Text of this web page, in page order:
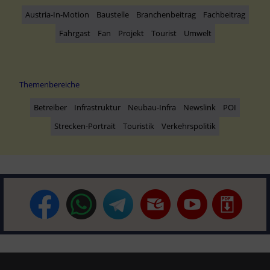
Austria-In-Motion Baustelle Branchenbeitrag
Fachbeitrag
Fahrgast
Fan Projekt Tourist Umwelt
Themenbereiche
Betreiber Infrastruktur Neubau-Infra Newslink
POI
Strecken-Portrait
Touristik Verkehrspolitik